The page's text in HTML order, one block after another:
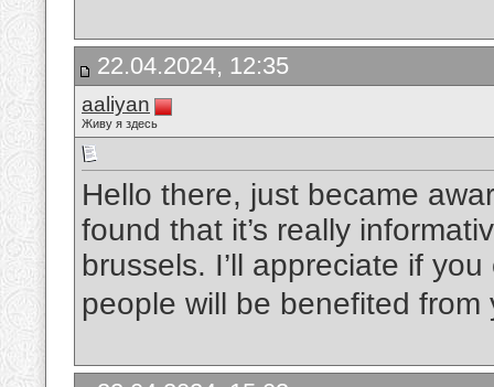
22.04.2024, 12:35
aaliyan
Живу я здесь
Hello there, just became
found that it’s really
brussels. I’ll appreciate if
people will be benefited